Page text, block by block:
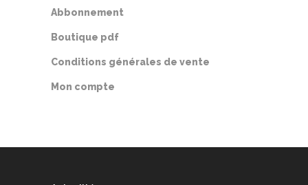
Abbonnement
Boutique pdf
Conditions générales de vente
Mon compte